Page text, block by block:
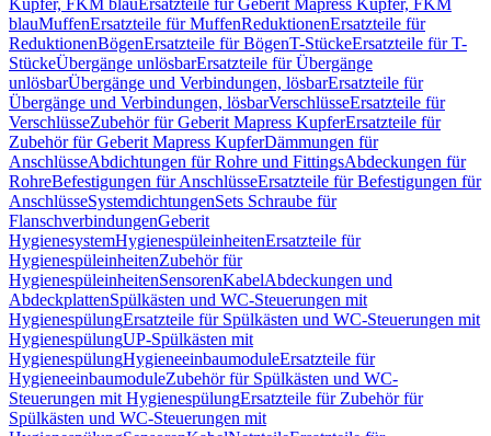
Kupfer, FKM blauErsatzteile für Geberit Mapress Kupfer, FKM
blauMuffenErsatzteile für MuffenReduktionenErsatzteile für
ReduktionenBögenErsatzteile für BögenT-StückeErsatzteile für T-
StückeÜbergänge unlösbarErsatzteile für Übergänge
unlösbarÜbergänge und Verbindungen, lösbarErsatzteile für
Übergänge und Verbindungen, lösbarVerschlüsseErsatzteile für
VerschlüsseZubehör für Geberit Mapress KupferErsatzteile für
Zubehör für Geberit Mapress KupferDämmungen für
AnschlüsseAbdichtungen für Rohre und FittingsAbdeckungen für
RohreBefestigungen für AnschlüsseErsatzteile für Befestigungen für
AnschlüsseSystemdichtungenSets Schraube für
FlanschverbindungenGeberit
HygienesystemHygienespüleinheitenErsatzteile für
HygienespüleinheitenZubehör für
HygienespüleinheitenSensorenKabelAbdeckungen und
AbdeckplattenSpülkästen und WC-Steuerungen mit
HygienespülungErsatzteile für Spülkästen und WC-Steuerungen mit
HygienespülungUP-Spülkästen mit
HygienespülungHygieneeinbaumoduleErsatzteile für
HygieneeinbaumoduleZubehör für Spülkästen und WC-
Steuerungen mit HygienespülungErsatzteile für Zubehör für
Spülkästen und WC-Steuerungen mit